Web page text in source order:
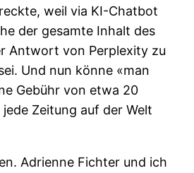
weil via KI-Chatbot
der gesamte Inhalt des
Antwort von Perplexity zu
Und nun könne «man
Gebühr von etwa 20
Zeitung auf der Welt
Adrienne Fichter und ich